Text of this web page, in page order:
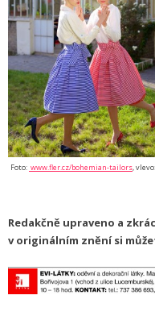
Foto: www.fler.cz/bohemian-tailors ,
Redakčně upraveno a
v originálním znění si